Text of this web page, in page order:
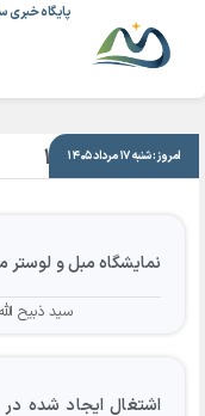
پایگاه خبری
|۱۶ بهمن ۱۳۹۷
امروز: شنبه ۱۷ مرداد ۱۴۰۵
نمایشگاه مبل و
سید ذبیح